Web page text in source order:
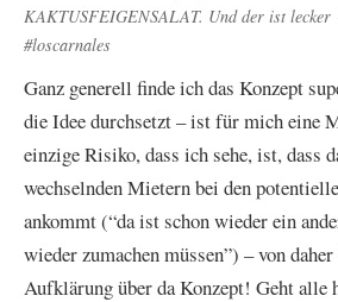
KAKTUSFEIGENSALAT. Und der ist lecker
#loscarnales
Ganz generell finde ich das Konzept
die Idee durchsetzt – ist für mich eine
einzige Risiko, dass ich sehe, ist, dass
wechselnden Mietern bei den
ankommt (“da ist schon wieder ein
wieder zumachen müssen”) – von
Aufklärung über da Konzept! Geht alle